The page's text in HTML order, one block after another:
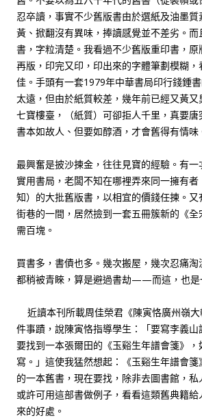
忍卒讀，事實不少舊版書由於選紙及油墨
黃、掀翻沒有異味，捧讀感覺並不差劣。而
書，字粒清楚。我看過不少舊版重印書，
再版，印完又印，印出來的字體筆劃模糊
佳。手頭有一套1979年中華書局印行錢鍾
太遠，但由於紙質較差，幾年前已經又黃
七寶樓臺，（紙質）可卻拒人千里，真要
書本如故人、但要如醇酒，才會舊得有情味
最興奮是披沙揀金，往往見寶的經驗。有
實用書局，老闆不知在哪裡弄來同一擁有
知）的大批舊版書，以相宜的價錢任揀。
街巷的一間，居然撿到一套五冊簇新的《
需百塊。
買書多，書債也多。幾次搬屋，幾次忍痛
都稍被青睞，算是避過書劫——而這，也是
近讀本刊所載周佳榮君《陳寅恪廣州嶺
件事蹟，說陳寅恪指導學生：「要寫李義
要找到一本張爾田的《玉谿生年譜會箋》
寫。」這使我猛然想起：《玉谿生年譜會
的一本舊書，現在要找，除非去圖書館，私
或許可用這部書做例子，看看這類舊典籍
來的好處。